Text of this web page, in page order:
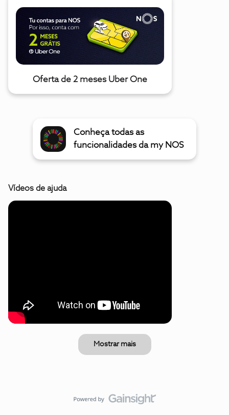
Oferta de 2 meses Uber One
Conheça todas as
funcionalidades da my NOS
Vídeos de ajuda
Mostrar mais